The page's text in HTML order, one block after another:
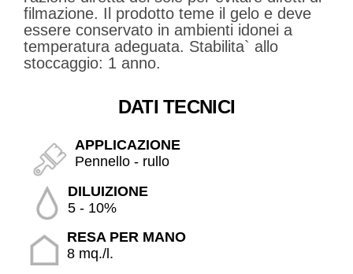
filmazione. Il prodotto teme il gelo e deve
essere conservato in ambienti idonei a
temperatura adeguata. Stabilita` allo
stoccaggio: 1 anno.
DATI TECNICI
APPLICAZIONE
Pennello - rullo
DILUIZIONE
5 - 10%
RESA PER MANO
8 mq./l.